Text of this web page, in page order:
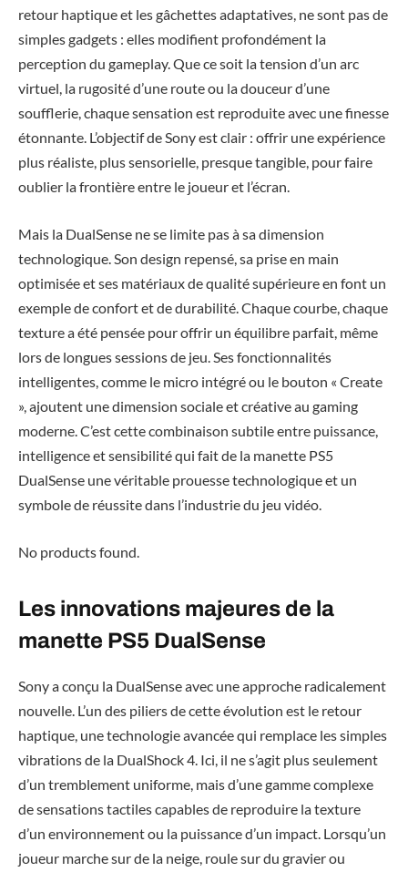
retour haptique et les gâchettes adaptatives, ne sont pas de
simples gadgets : elles modifient profondément la
perception du gameplay. Que ce soit la tension d’un arc
virtuel, la rugosité d’une route ou la douceur d’une
soufflerie, chaque sensation est reproduite avec une finesse
étonnante. L’objectif de Sony est clair : offrir une expérience
plus réaliste, plus sensorielle, presque tangible, pour faire
oublier la frontière entre le joueur et l’écran.
Mais la DualSense ne se limite pas à sa dimension
technologique. Son design repensé, sa prise en main
optimisée et ses matériaux de qualité supérieure en font un
exemple de confort et de durabilité. Chaque courbe, chaque
texture a été pensée pour offrir un équilibre parfait, même
lors de longues sessions de jeu. Ses fonctionnalités
intelligentes, comme le micro intégré ou le bouton « Create
», ajoutent une dimension sociale et créative au gaming
moderne. C’est cette combinaison subtile entre puissance,
intelligence et sensibilité qui fait de la manette PS5
DualSense une véritable prouesse technologique et un
symbole de réussite dans l’industrie du jeu vidéo.
No products found.
Les innovations majeures de la
manette PS5 DualSense
Sony a conçu la DualSense avec une approche radicalement
nouvelle. L’un des piliers de cette évolution est le retour
haptique, une technologie avancée qui remplace les simples
vibrations de la DualShock 4. Ici, il ne s’agit plus seulement
d’un tremblement uniforme, mais d’une gamme complexe
de sensations tactiles capables de reproduire la texture
d’un environnement ou la puissance d’un impact. Lorsqu’un
joueur marche sur de la neige, roule sur du gravier ou